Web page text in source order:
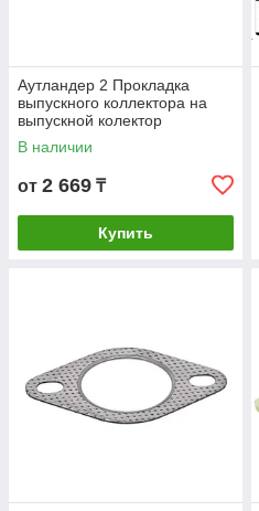
Аутландер 2 Прокладка
выпускного коллектора на
выпускной колектор
Mitsubishi Митсубиши второе
поколение
В наличии
от 2 669 ₸
Купить